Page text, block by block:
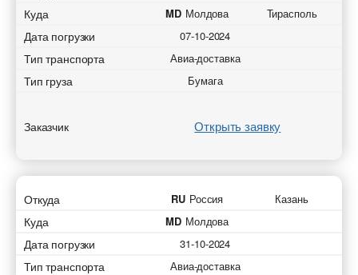
Куда MD Молдова Тирасполь
Дата погрузки 07-10-2024
Тип транспорта Авиа-доставка
Тип груза Бумага
Заказчик Открыть заявку
Откуда RU Россия Казань
Куда MD Молдова
Дата погрузки 31-10-2024
Тип транспорта Авиа-доставка